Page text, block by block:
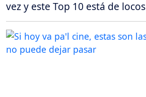
vez y este Top 10 está de locos